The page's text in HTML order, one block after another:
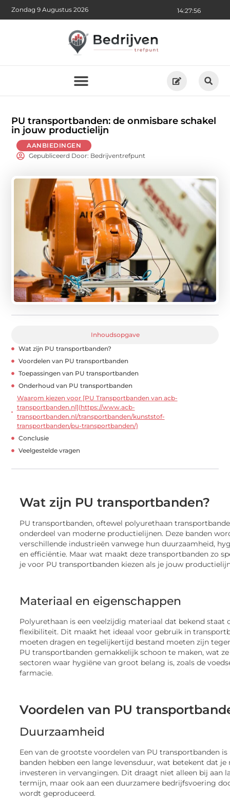
14:27:57
Zondag 9 Augustus 2026
PU transportbanden: de onmisbare schakel
in jouw productielijn
AANBIEDINGEN
Gepubliceerd Door: Bedrijventrefpunt
Inhoudsopgave
Wat zijn PU transportbanden?
Voordelen van PU transportbanden
Toepassingen van PU transportbanden
Onderhoud van PU transportbanden
Waarom kiezen voor [PU Transportbanden van acb-
transportbanden.nl](https://www.acb-
transportbanden.nl/transportbanden/kunststof-
transportbanden/pu-transportbanden/)
Conclusie
Veelgestelde vragen
Wat zijn PU transportbanden?
PU transportbanden, oftewel polyurethaan
onderdeel van moderne productielijnen. Deze banden
verschillende industrieën vanwege hun duurzaamheid,
en efficiëntie. Maar wat maakt deze transportbanden zo
je voor PU transportbanden kiezen als je jouw
Materiaal en eigenschappen
Polyurethaan is een veelzijdig materiaal dat bekend staat
flexibiliteit. Dit maakt het ideaal voor gebruik in
moeten dragen en tegelijkertijd bestand moeten zijn
PU transportbanden gemakkelijk schoon te maken, wat
sectoren waar hygiëne van groot belang is, zoals de
farmacie.
Voordelen van PU
Duurzaamheid
Een van de grootste voordelen van PU transportbanden
banden hebben een lange levensduur, wat betekent dat
investeren in vervangingen. Dit draagt niet alleen bij aan
termijn, maar ook aan een duurzamere bedrijfsvoering
wordt geproduceerd.